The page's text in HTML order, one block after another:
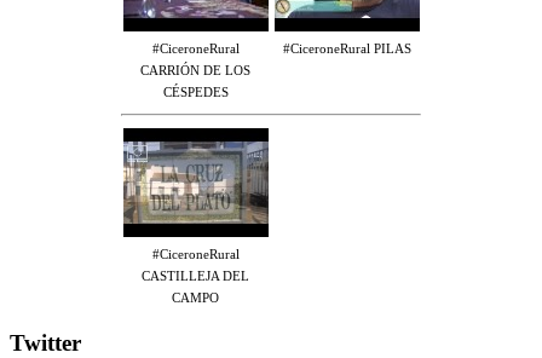
#CiceroneRural
CARRIÓN DE LOS
CÉSPEDES
#CiceroneRural PILAS
#CiceroneRural
CASTILLEJA DEL
CAMPO
Twitter